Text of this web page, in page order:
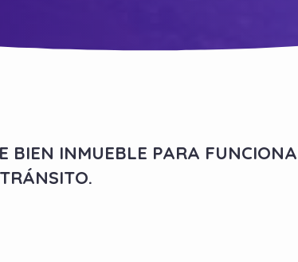
BIEN INMUEBLE PARA